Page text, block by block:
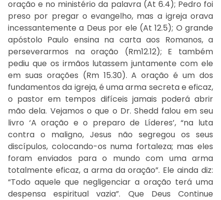
oração e no ministério da palavra (At 6.4); Pedro foi
preso por pregar o evangelho, mas a igreja orava
incessantemente a Deus por ele (At 12.5); O grande
apóstolo Paulo ensina na carta aos Romanos, a
perseverarmos na oração (Rm12.12); E também
pediu que os irmãos lutassem juntamente com ele
em suas orações (Rm 15.30). A oração é um dos
fundamentos da igreja, é uma arma secreta e eficaz,
o pastor em tempos difíceis jamais poderá abrir
mão dela. Vejamos o que o Dr. Shedd falou em seu
livro ‘A oração e o preparo de Líderes’, “na luta
contra o maligno, Jesus não segregou os seus
discípulos, colocando-os numa fortaleza; mas eles
foram enviados para o mundo com uma arma
totalmente eficaz, a arma da oração”. Ele ainda diz:
“Todo aquele que negligenciar a oração terá uma
despensa espiritual vazia”. Que Deus Continue